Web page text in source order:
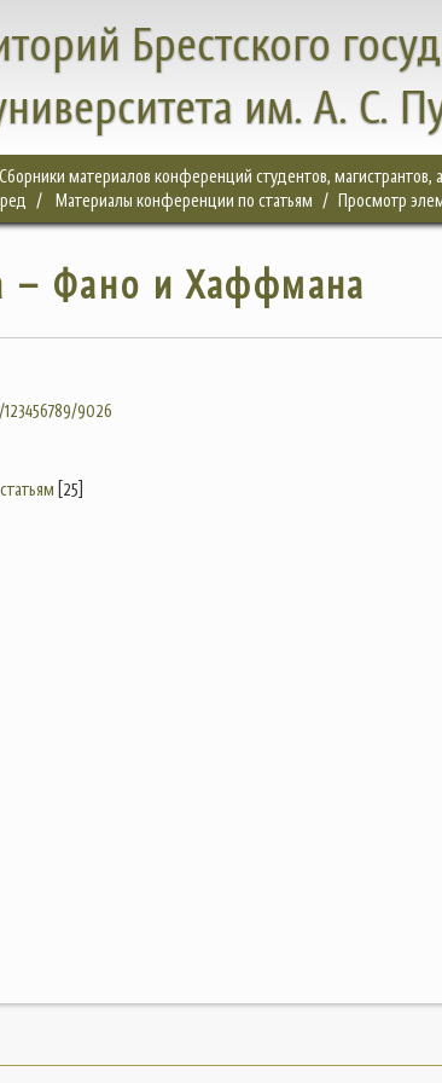
Брестского
им. А. С.
Сборники материалов конференций студентов, магистрантов,
Материалы конференции по статьям Просмотр
– Фано и Хаффмана
9026
[25]